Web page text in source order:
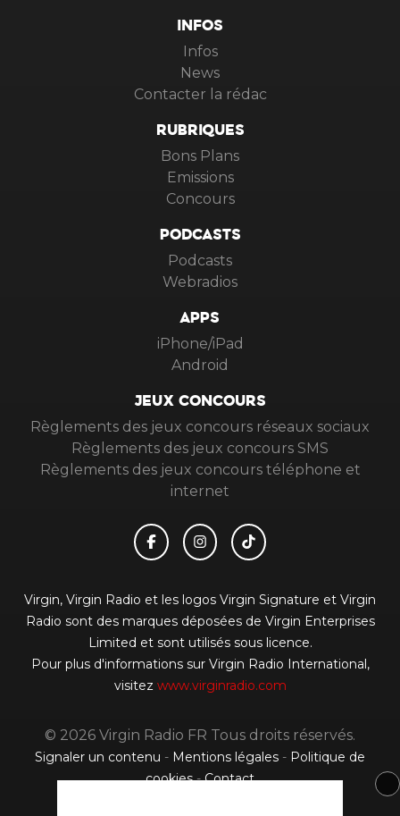
INFOS
Infos
News
Contacter la rédac
RUBRIQUES
Bons Plans
Emissions
Concours
PODCASTS
Podcasts
Webradios
APPS
iPhone/iPad
Android
JEUX CONCOURS
Règlements des jeux concours réseaux sociaux
Règlements des jeux concours SMS
Règlements des jeux concours téléphone et
internet
Virgin, Virgin Radio et les logos Virgin Signature et Virgin
Radio sont des marques déposées de Virgin Enterprises
Limited et sont utilisés sous licence.
Pour plus d'informations sur Virgin Radio International,
visitez www.virginradio.com
© 2026 Virgin Radio FR Tous droits réservés.
Signaler un contenu - Mentions légales - Politique de
cookies-Contact